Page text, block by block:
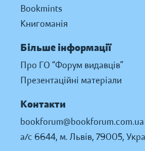
Bookmints
Книгоманія
Більше інформації
Про ГО “Форум видавців”
Презентаційні матеріали
Контакти
bookforum@bookforum.com.ua
а/с 6644, м. Львів, 79005,